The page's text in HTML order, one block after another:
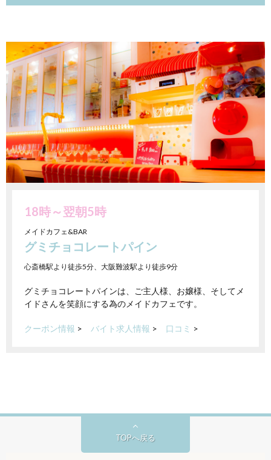
18時～翌朝5時
メイドカフェ&BAR
グミチョコレートパイン
心斎橋駅より徒歩5分、大阪難波駅より徒歩9分
グミチョコレートパインは、ご主人様、お嬢様、そしてメ
イドさんを笑顔にする為のメイドカフェです。
クーポン情報 > バイト求人情報 > 口コミ >
TOPへ戻る